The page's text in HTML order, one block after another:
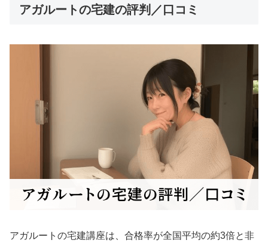
アガルートの宅建の評判／口コミ
アガルートの宅建講座は、合格率が全国平均の約3倍と非